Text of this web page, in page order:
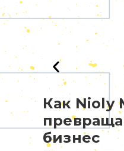
Как Nioly
бизнес